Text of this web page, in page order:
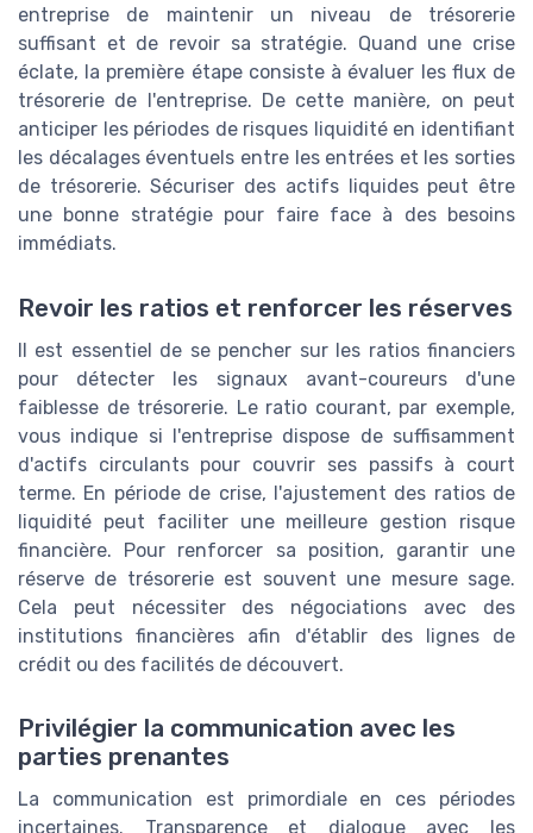
entreprise de maintenir un niveau de trésorerie
suffisant et de revoir sa stratégie. Quand une crise
éclate, la première étape consiste à évaluer les flux de
trésorerie de l'entreprise. De cette manière, on peut
anticiper les périodes de risques liquidité en identifiant
les décalages éventuels entre les entrées et les sorties
de trésorerie. Sécuriser des actifs liquides peut être
une bonne stratégie pour faire face à des besoins
immédiats.
Revoir les ratios et renforcer les réserves
Il est essentiel de se pencher sur les ratios financiers
pour détecter les signaux avant-coureurs d'une
faiblesse de trésorerie. Le ratio courant, par exemple,
vous indique si l'entreprise dispose de suffisamment
d'actifs circulants pour couvrir ses passifs à court
terme. En période de crise, l'ajustement des ratios de
liquidité peut faciliter une meilleure gestion risque
financière. Pour renforcer sa position, garantir une
réserve de trésorerie est souvent une mesure sage.
Cela peut nécessiter des négociations avec des
institutions financières afin d'établir des lignes de
crédit ou des facilités de découvert.
Privilégier la communication avec les
parties prenantes
La communication est primordiale en ces périodes
incertaines. Transparence et dialogue avec les